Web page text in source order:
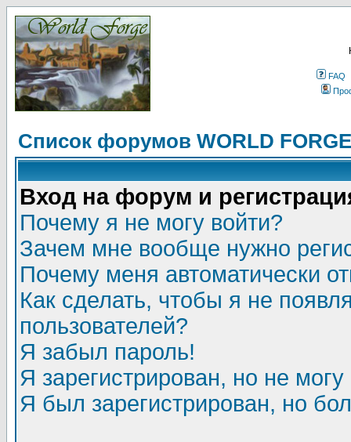
FAQ
Список форумов WORLD FORGE
Вход на форум и
Почему я не могу войти?
Зачем мне вообще нужно
Почему меня автоматически
Как сделать, чтобы я не
пользователей?
Я забыл пароль!
Я зарегистрирован, но не могу
Я был зарегистрирован, но